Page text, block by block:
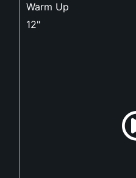
Warm Up
12"